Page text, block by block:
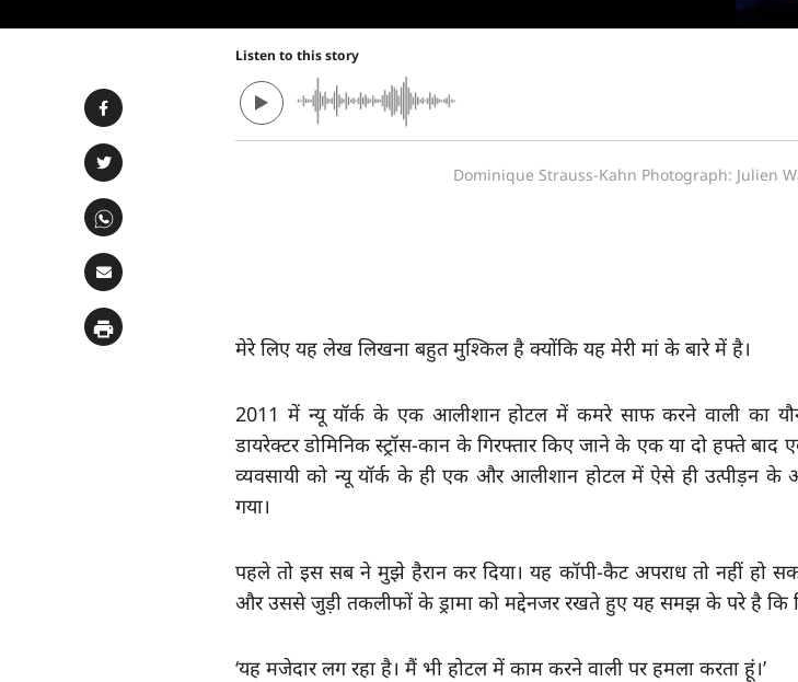
Listen to this story
Dominique Strauss-Kahn Photograph: Julien
मेरे लिए यह लेख लिखना बहुत मुश्किल है क्योंकि यह मेरी मां के बारे में है।
2011 में न्यू यॉर्क के एक आलीशान होटल में कमरे साफ करने वाली का
डायरेक्टर डोमिनिक स्ट्रॉस-कान के गिरफ्तार किए जाने के एक या दो हफ्ते
व्यवसायी को न्यू यॉर्क के ही एक और आलीशान होटल में ऐसे ही उत्पीड़न
गया।
पहले तो इस सब ने मुझे हैरान कर दिया। यह कॉपी-कैट अपराध तो नहीं हो
और उससे जुड़ी तकलीफों के ड्रामा को मद्देनजर रखते हुए यह समझ के परे है
‘यह मजेदार लग रहा है। मैं भी होटल में काम करने वाली पर हमला करता हूं।’